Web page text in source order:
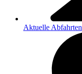
Aktuelle Abfahrten